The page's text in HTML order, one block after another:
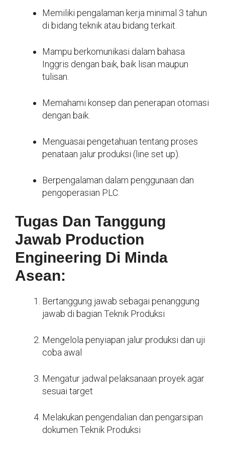
Memiliki pengalaman kerja minimal 3 tahun
di bidang teknik atau bidang terkait.
Mampu berkomunikasi dalam bahasa
Inggris dengan baik, baik lisan maupun
tulisan.
Memahami konsep dan penerapan otomasi
dengan baik.
Menguasai pengetahuan tentang proses
penataan jalur produksi (line set up).
Berpengalaman dalam penggunaan dan
pengoperasian PLC.
Tugas Dan Tanggung
Jawab Production
Engineering Di Minda
Asean:
Bertanggung jawab sebagai penanggung
jawab di bagian Teknik Produksi
Mengelola penyiapan jalur produksi dan uji
coba awal
Mengatur jadwal pelaksanaan proyek agar
sesuai target
Melakukan pengendalian dan pengarsipan
dokumen Teknik Produksi